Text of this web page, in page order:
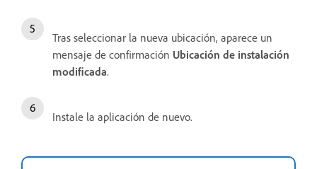
Tras seleccionar la nueva ubicación, aparece un
mensaje de confirmación Ubicación de instalación
modificada.
Instale la aplicación de nuevo.